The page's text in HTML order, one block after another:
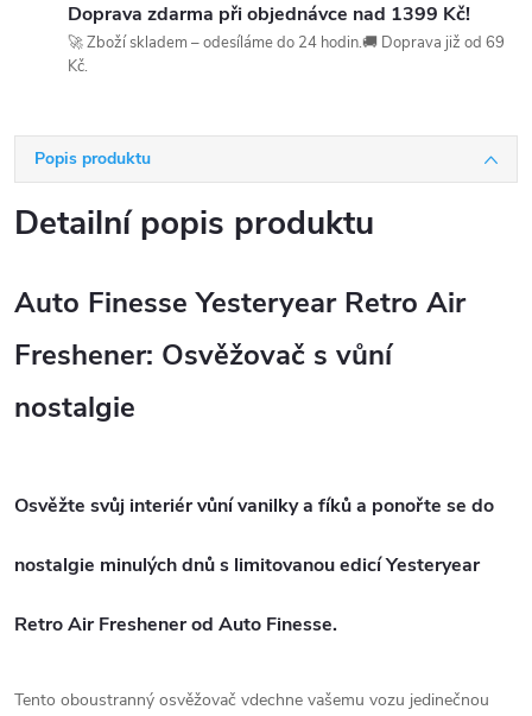
Doprava zdarma při objednávce nad 1399 Kč!
🚀 Zboží skladem – odesíláme do 24 hodin.🚚 Doprava již od 69
Kč.
Popis produktu
Detailní popis produktu
Auto Finesse Yesteryear Retro Air
Freshener: Osvěžovač s vůní
nostalgie
Osvěžte svůj interiér vůní vanilky a fíků a ponořte se do
nostalgie minulých dnů s limitovanou edicí Yesteryear
Retro Air Freshener od Auto Finesse.
Tento oboustranný osvěžovač vdechne vašemu vozu jedinečnou